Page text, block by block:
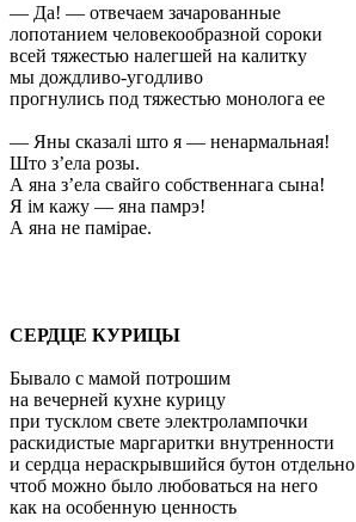
— Да! — отвечаем зачарованные
лопотанием человекообразной сороки
всей тяжестью налегшей на калитку
мы дождливо-угодливо
прогнулись под тяжестью монолога ее
— Яны сказалі што я — ненармальная!
Што з’ела розы.
А яна з’ела свайго собственнага сына!
Я ім кажу — яна памрэ!
А яна не памірае.
СЕРДЦЕ КУРИЦЫ
Бывало с мамой потрошим
на вечерней кухне курицу
при тусклом свете электролампочки
раскидистые маргаритки внутренности
и сердца нераскрывшийся бутон отдельно
чтоб можно было любоваться на него
как на особенную ценность